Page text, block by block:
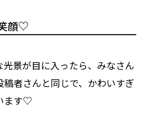
顔♡
景が目に入ったら、みなさん
者さんと同じで、かわいすぎ
ます♡